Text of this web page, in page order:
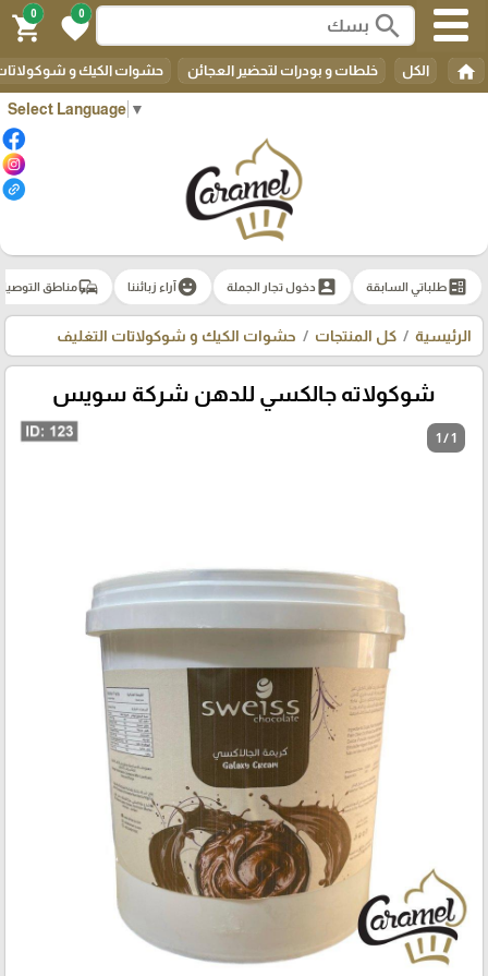
Select Language ▼
search
0
favorite
0
shopping_cart
home الكل خلطات و بودرات لتحضير العجائن حشوات الكيك و
ballotطلباتي السابقة account_box دخول تجار الجملة emoji_emotionsآراء زبائننا commuteمناطق
الرئيسية كل المنتجات حشوات الكيك و شوكولاتات التغليف
شوكولاته جالكسي للدهن شركة سويس
1 / 1